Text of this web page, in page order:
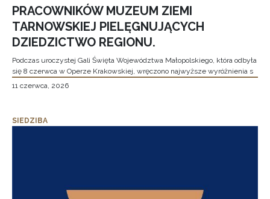
PRACOWNIKÓW MUZEUM ZIEMI
TARNOWSKIEJ PIELĘGNUJĄCYCH
DZIEDZICTWO REGIONU.
Podczas uroczystej Gali Święta Województwa Małopolskiego, która odbyła
się 8 czerwca w Operze Krakowskiej, wręczono najwyższe wyróżnienia s
11 czerwca, 2026
SIEDZIBA